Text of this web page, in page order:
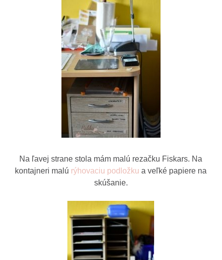
Na ľavej strane stola mám malú rezačku Fiskars. Na
kontajneri malú rýhovaciu podložku a veľké papiere na
skúšanie.